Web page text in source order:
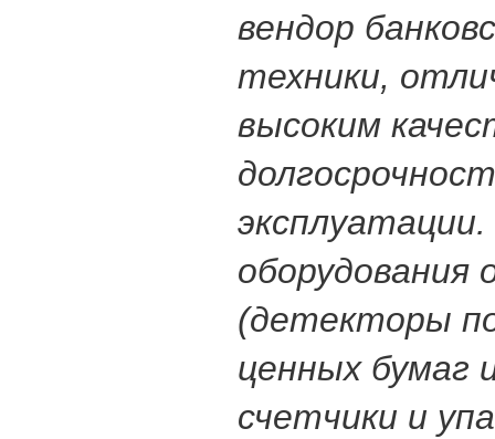
вендор
техники,
высоким
оборудования
(детекторы
ценных бумаг
счетчики и